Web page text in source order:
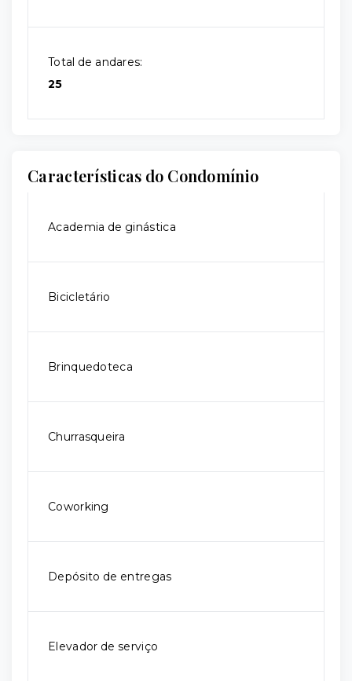
Total de andares:
25
Características do Condomínio
Academia de ginástica
Bicicletário
Brinquedoteca
Churrasqueira
Coworking
Depósito de entregas
Elevador de serviço